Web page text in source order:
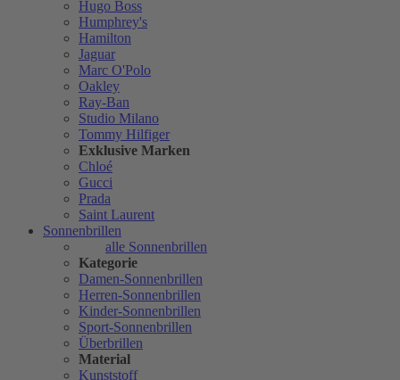
Hugo Boss
Humphrey's
Hamilton
Jaguar
Marc O'Polo
Oakley
Ray-Ban
Studio Milano
Tommy Hilfiger
Exklusive Marken
Chloé
Gucci
Prada
Saint Laurent
Sonnenbrillen
alle Sonnenbrillen
Kategorie
Damen-Sonnenbrillen
Herren-Sonnenbrillen
Kinder-Sonnenbrillen
Sport-Sonnenbrillen
Überbrillen
Material
Kunststoff